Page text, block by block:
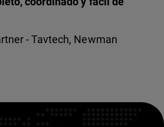
- Tavtech, Newman